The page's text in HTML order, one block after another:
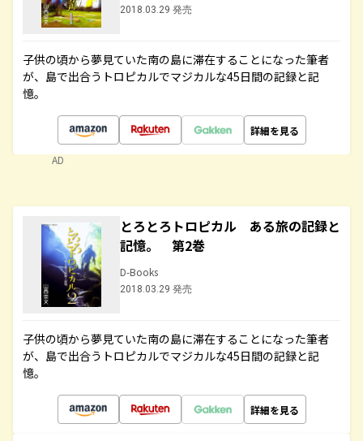
2018.03.29 発売
子供の頃から夢見ていた南の島に滞在することになった筆者
が、島で出合うトロピカルでマジカルな45日間の記録と記
憶。
詳細を見る
AD
とろとろトロピカル ある旅の記録と
記憶。 第2巻
D-Books
2018.03.29 発売
子供の頃から夢見ていた南の島に滞在することになった筆者
が、島で出合うトロピカルでマジカルな45日間の記録と記
憶。
詳細を見る